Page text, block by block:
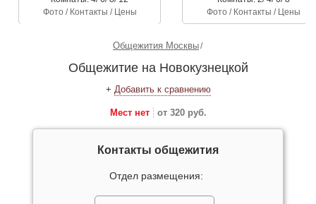
Фото / Контакты / Цены
Фото / Контакты / Цены
Общежития Москвы
Общежитие на Новокузнецкой
+ Добавить к сравнению
Мест нет от 320 руб.
Контакты общежития
Отдел размещения: